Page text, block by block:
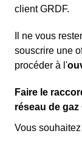
client GRDF.
Il ne vous
souscrire une
procéder à l'
Faire le
réseau de gaz
Vous